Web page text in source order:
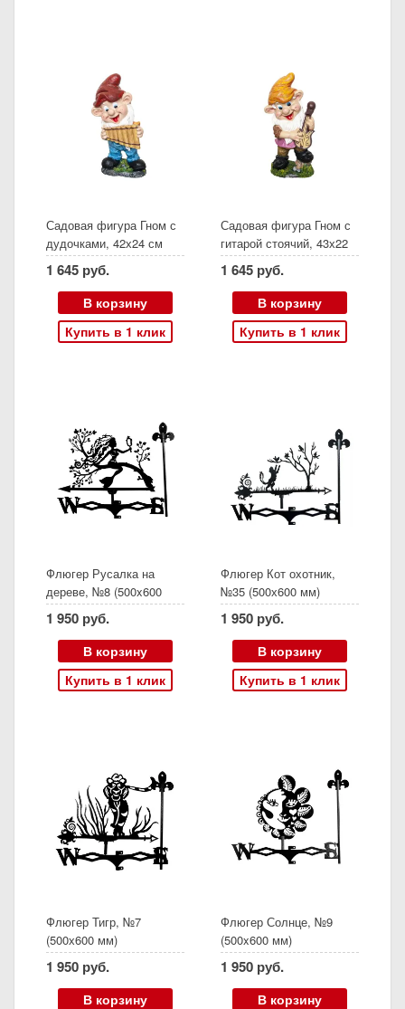
Садовая фигура Гном с
дудочками, 42х24 см
1 645 руб.
В корзину
Купить в 1 клик
Садовая фигура Гном с
гитарой стоячий, 43х22
см
1 645 руб.
В корзину
Купить в 1 клик
Флюгер Русалка на
дереве, №8 (500x600
мм)
1 950 руб.
В корзину
Купить в 1 клик
Флюгер Кот охотник,
№35 (500х600 мм)
1 950 руб.
В корзину
Купить в 1 клик
Флюгер Тигр, №7
(500х600 мм)
1 950 руб.
В корзину
Флюгер Солнце, №9
(500x600 мм)
1 950 руб.
В корзину